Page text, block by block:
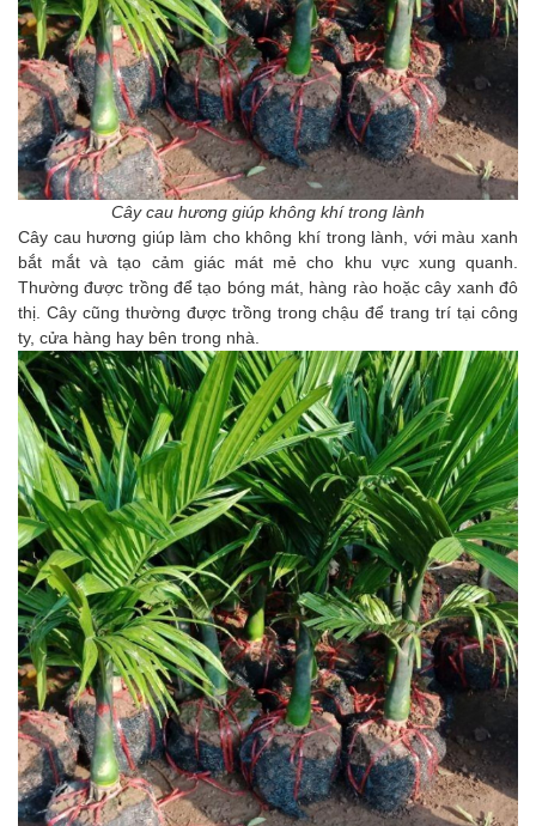
Cây cau hương giúp không khí trong lành
Cây cau hương giúp làm cho không khí trong lành, với màu xanh
bắt mắt và tạo cảm giác mát mẻ cho khu vực xung quanh.
Thường được trồng để tạo bóng mát, hàng rào hoặc cây xanh đô
thị. Cây cũng thường được trồng trong chậu để trang trí tại công
ty, cửa hàng hay bên trong nhà.